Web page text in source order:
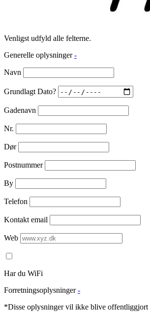
Venligst udfyld alle felterne.
Generelle oplysninger -
Navn
Grundlagt Dato?
Gadenavn
Nr.
Dør
Postnummer
By
Telefon
Kontakt email
Web
Har du WiFi
Forretningsoplysninger -
*Disse oplysninger vil ikke blive offentliggjort